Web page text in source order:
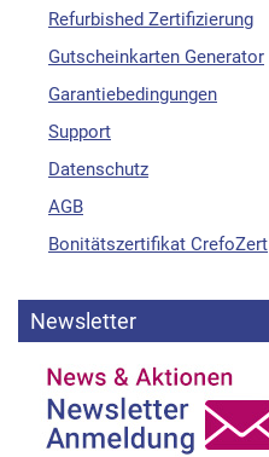
Refurbished Zertifizierung
Gutscheinkarten Generator
Garantiebedingungen
Support
Datenschutz
AGB
Bonitätszertifikat CrefoZert
Newsletter